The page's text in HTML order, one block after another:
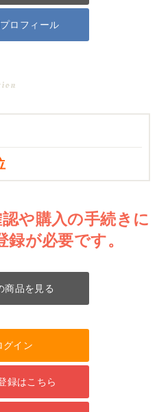
ロフィール
や購入の手続きに
が必要です。
商品を見る
グイン
録はこちら